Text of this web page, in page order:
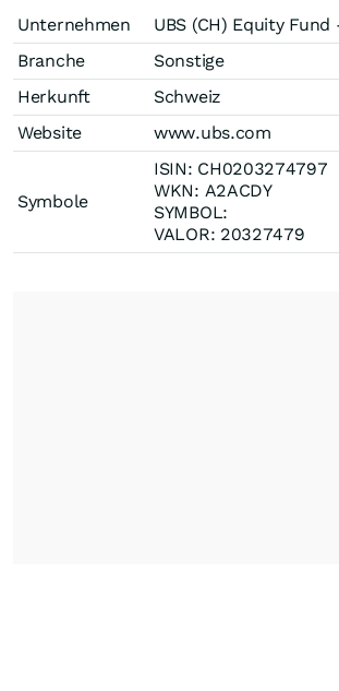
Unternehmen
UBS (CH) Equity Fund
Branche
Sonstige
Herkunft
Schweiz
Website
www.ubs.com
Symbole
ISIN: CH0203274797
WKN: A2ACDY
SYMBOL:
VALOR: 20327479